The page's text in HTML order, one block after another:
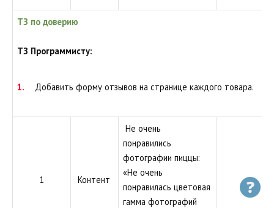
ТЗ по доверию
ТЗ Программисту:
Добавить форму отзывов на странице каждого товара.
1 Контент
Не очень
понравились
фотографии пиццы:
«Не очень
понравилась цветовая
гамма фотографий